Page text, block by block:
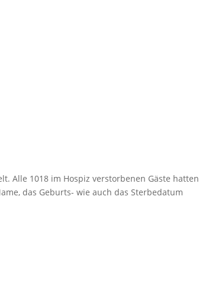
Alle 1018 im Hospiz verstorbenen Gäste hatten
das Geburts- wie auch das Sterbedatum